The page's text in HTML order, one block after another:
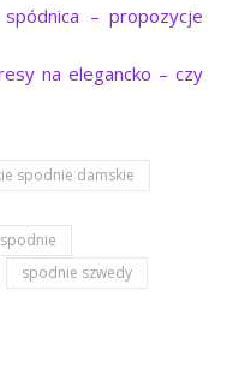
spódnica – propozycje
na elegancko – czy
spodnie damskie
spodnie
spodnie szwedy